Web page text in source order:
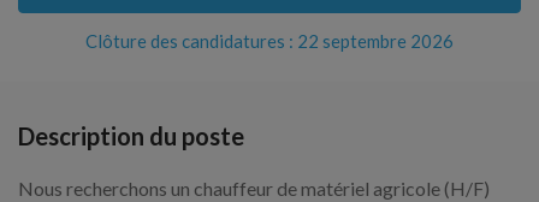
Clôture des candidatures : 22 septembre 2026
Description du poste
Nous recherchons un chauffeur de matériel agricole (H/F)